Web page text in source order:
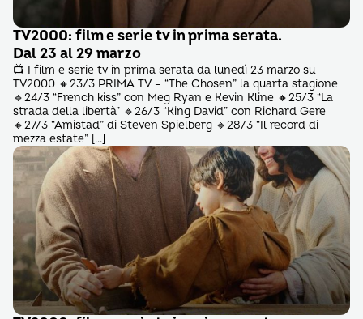
TV2000: film e serie tv in prima serata.
Dal 23 al 29 marzo
📺 I film e serie tv in prima serata da lunedì 23 marzo su
TV2000 🔸23/3 PRIMA TV – “The Chosen” la quarta stagione
🔹24/3 “French kiss” con Meg Ryan e Kevin Kline 🔸25/3 “La
strada della libertà” 🔹26/3 “King David” con Richard Gere
🔸27/3 “Amistad” di Steven Spielberg 🔹28/3 “Il record di
mezza estate” […]